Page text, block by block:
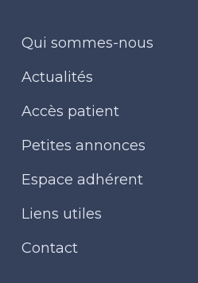
Qui sommes-nous
Actualités
Accès patient
Petites annonces
Espace adhérent
Liens utiles
Contact